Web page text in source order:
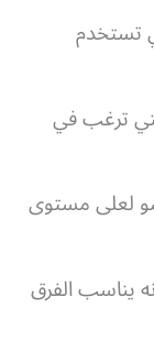
تستخدم
ترغب في
لعلى مستوى
يناسب الفرق